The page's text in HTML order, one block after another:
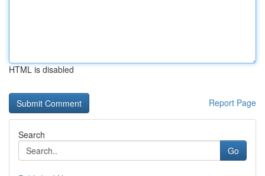
HTML is disabled
Report Page
Search
Go